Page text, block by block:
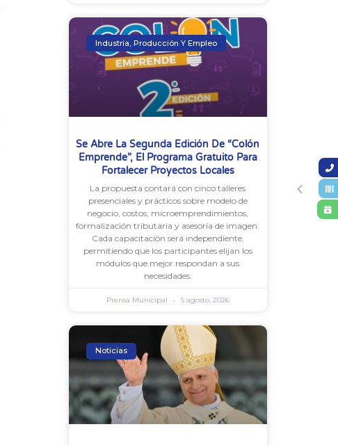
Industria, Producción Y Empleo
Se Abre La Segunda Edición De “Colón
Emprende”, El Programa Gratuito Para
Fortalecer Proyectos Locales
La propuesta contará con cinco talleres
presenciales y prácticos sobre modelo de
negocio, costos, microemprendimientos,
formalización tributaria y asesoría de imagen.
Cada capacitación será independiente,
permitiendo que los participantes elijan los
módulos que mejor respondan a sus
necesidades.
Prensa Municipal 5 agosto, 2026
Noticias